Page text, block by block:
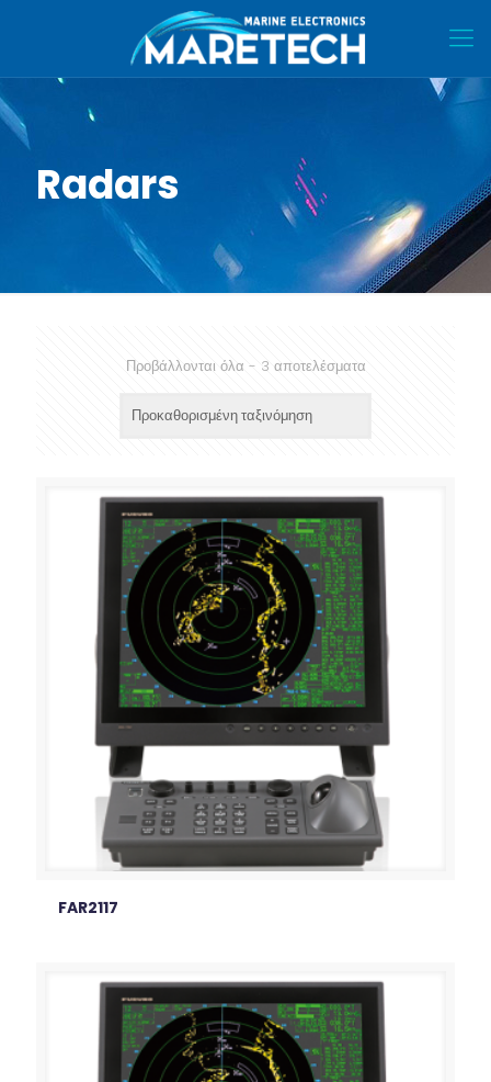
Radars
Προβάλλονται όλα - 3 αποτελέσματα
FAR2117